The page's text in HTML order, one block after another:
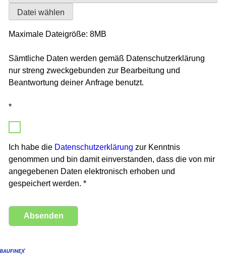
Datei wählen
Maximale Dateigröße: 8MB
Sämtliche Daten werden gemäß Datenschutzerklärung
nur streng zweckgebunden zur Bearbeitung und
Beantwortung deiner Anfrage benutzt.
*
Ich habe die Datenschutzerklärung zur Kenntnis
genommen und bin damit einverstanden, dass die von mir
angegebenen Daten elektronisch erhoben und
gespeichert werden. *
Absenden